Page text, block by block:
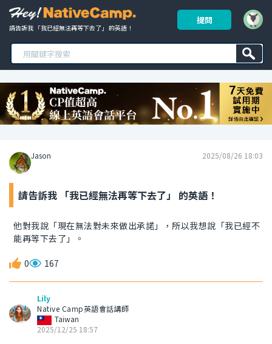
請告訴我 「我已經無法再等下去了」 的英語！
提問
Jason 2025/08/26 18:03
請告訴我 「我已經無法再等下去了」 的英語！
他對我說「現在無法對未來做出承諾」，所以我想說「我已經不
能再等下去了」。
0 167
Lily
Native Camp英語會話講師
Taiwan
2025/12/25 18:57